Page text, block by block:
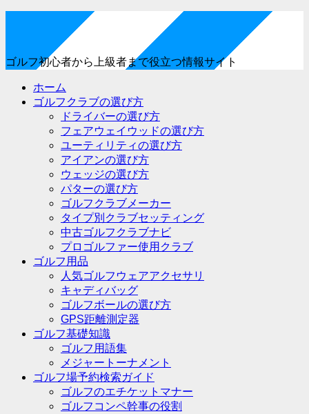
ゴルフ初心者から上級者まで役立つ情報サイト
ホーム
ゴルフクラブの選び方
ドライバーの選び方
フェアウェイウッドの選び方
ユーティリティの選び方
アイアンの選び方
ウェッジの選び方
パターの選び方
ゴルフクラブメーカー
タイプ別クラブセッティング
中古ゴルフクラブナビ
プロゴルファー使用クラブ
ゴルフ用品
人気ゴルフウェアアクセサリ
キャディバッグ
ゴルフボールの選び方
GPS距離測定器
ゴルフ基礎知識
ゴルフ用語集
メジャートーナメント
ゴルフ場予約検索ガイド
ゴルフのエチケットマナー
ゴルフコンペ幹事の役割